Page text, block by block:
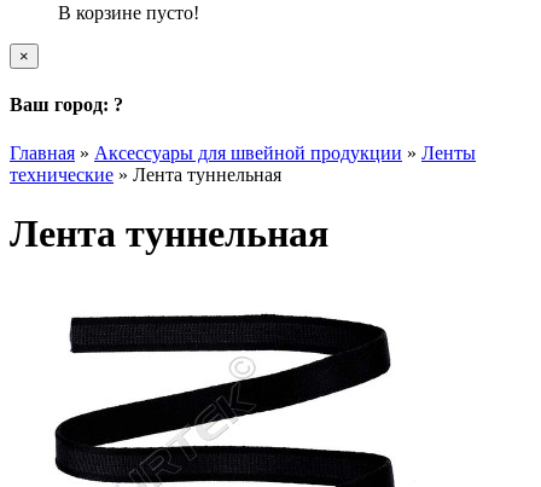
В корзине пусто!
×
Ваш город: ?
Главная » Аксессуары для швейной продукции » Ленты
технические » Лента туннельная
Лента туннельная